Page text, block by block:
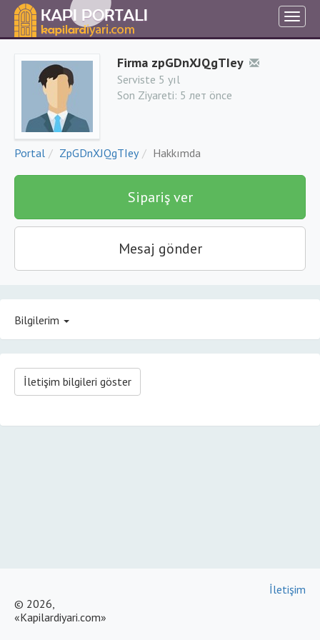
Firma zpGDnXJQgTIey
Serviste 5 yıl
Son Ziyareti: 5 лет önce
Portal ZpGDnXJQgTIey Hakkımda
Sipariş ver
Mesaj gönder
Bilgilerim
İletişim bilgileri göster
© 2026,
«Kapilardiyari.com»
İletişim